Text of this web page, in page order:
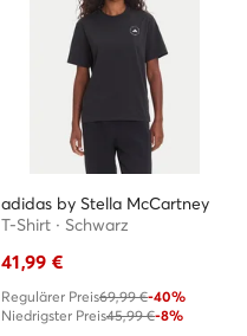
adidas by Stella McCartney
T-Shirt · Schwarz
41,99 €
Regulärer Preis69,99 €-40%
Niedrigster Preis45,99 €-8%